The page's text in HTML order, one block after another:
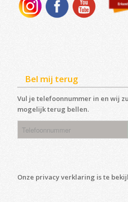
Bel mij terug
Vul je telefoonnummer in en wij
mogelijk terug bellen.
Onze privacy verklaring is te